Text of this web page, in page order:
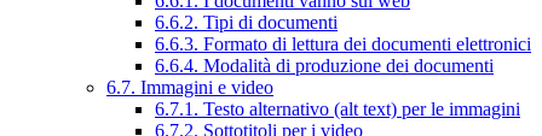
6.6.2. Tipi di documenti
6.6.3. Formato di lettura dei documenti elettronici
6.6.4. Modalità di produzione dei documenti
6.7. Immagini e video
6.7.1. Testo alternativo (alt text) per le immagini
6.7.2. Sottotitoli per i video